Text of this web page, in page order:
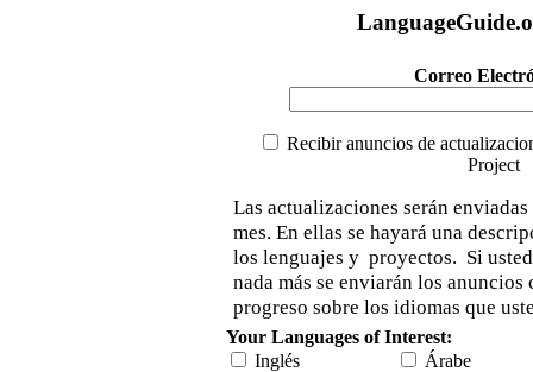
Correo
Recibir anuncios de
Project
Las actualizaciones serán
mes. En ellas se hayará una
los lenguajes y proyectos. Si
nada más se enviarán los
progreso sobre los idiomas que
Your Languages of Interest:
Inglés
Árabe